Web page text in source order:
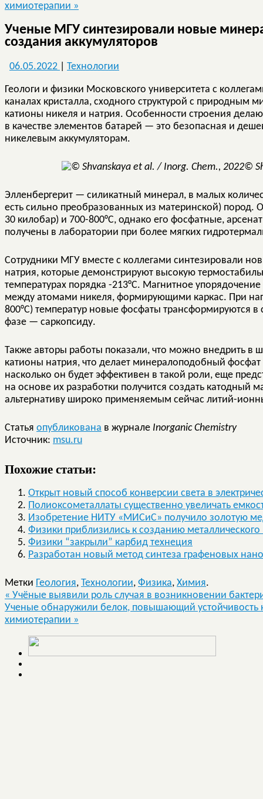
химиотерапии »
Ученые МГУ синтезировали новые
создания аккумуляторов
06.05.2022 Технологии
Геологи и физики Московского университета с
каналах кристалла, сходного структурой с
катионы никеля и натрия. Особенности строения
в качестве элементов батарей — это безопасная и
никелевым аккумуляторам.
©
Элленбергерит — силикатный минерал, в малых
есть сильно преобразованных из материнской) пород.
30 килобар) и 700-800°С, однако его фосфатные,
получены в лаборатории при более мягких
Сотрудники МГУ вместе с коллегами синтезировали
натрия, которые демонстрируют высокую
температурах порядка -213°С. Магнитное
между атомами никеля, формирующими каркас. При
800°С) температур новые фосфаты трансформируются
фазе — саркопсиду.
Также авторы работы показали, что можно внедрить в
катионы натрия, что делает минералоподобный
насколько он будет эффективен в такой роли, еще
на основе их разработки получится создать
альтернативу широко применяемым сейчас литий-
Статья опубликована в журнале Inorganic Chemistry
Источник: msu.ru
Похожие статьи:
Открыт новый способ конверсии света в
Полиоксометаллаты существенно увеличать
Изобретение НИТУ «МИСиС» получило золотую
Физики приблизились к созданию
Физики “закрыли” карбид технеция
Разработан новый метод синтеза графеновых
Метки Геология, Технологии, Физика, Химия.
« Учёные выявили роль случая в возникновении
Ученые обнаружили белок, повышающий устойчивость
химиотерапии »